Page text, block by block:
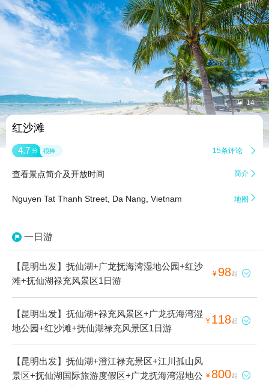
 14
红沙滩
4.7 分 很棒 15条评论 
查看景点简介及开放时间 简介 
Nguyen Tat Thanh Street, Da Nang, Vietnam 地图 
一日游
【昆明出发】抚仙湖+广龙抚海湾湿地公园+红沙
滩+抚仙湖禄充风景区1日游
¥ 98起 
【昆明出发】抚仙湖+禄充风景区+广龙抚海湾湿
地公园+红沙滩+抚仙湖禄充风景区1日游
¥ 118起 
【昆明出发】抚仙湖+澄江禄充景区+江川孤山风
景区+抚仙湖国际旅游度假区+广龙抚海湾湿地公 ¥ 800起 
